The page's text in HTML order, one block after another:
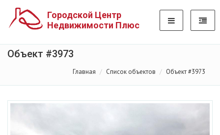
Городской Центр
Недвижимости Плюс
Объект #3973
Главная Список объектов Объект #3973